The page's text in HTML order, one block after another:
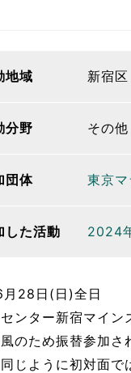
地域 新宿区
分野 その他
団体 東京
した活動 2024
28日(日)全日
ンター新宿マイン
のため振替参加さ
じように初対面